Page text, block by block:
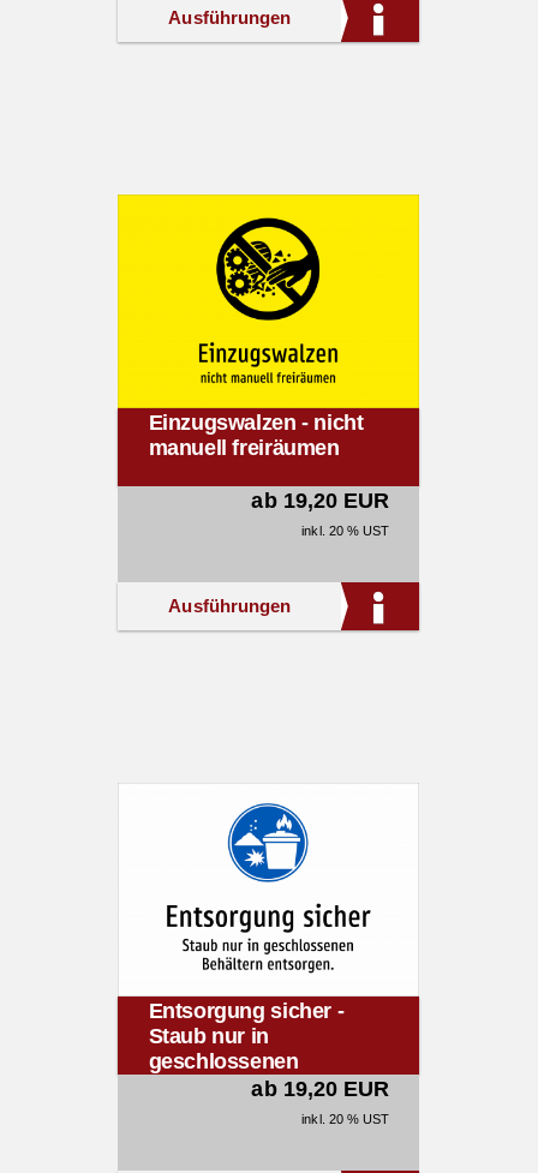
Ausführungen
Einzugswalzen - nicht
manuell freiräumen
ab 19,20 EUR
inkl. 20 % UST
Ausführungen
Entsorgung sicher -
Staub nur in
geschlossenen
Behältern entsorgen.
ab 19,20 EUR
inkl. 20 % UST